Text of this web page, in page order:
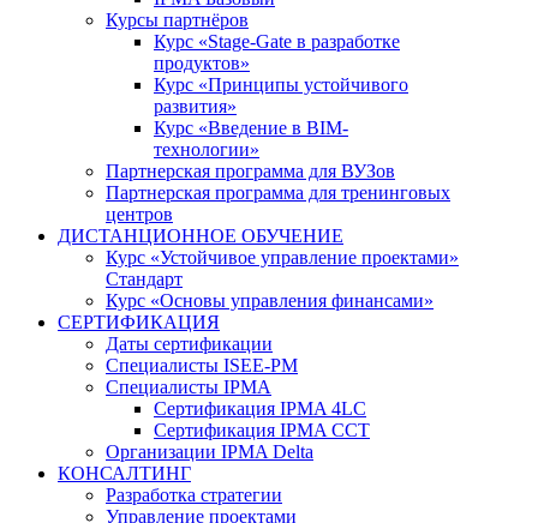
Курсы партнёров
Курс «Stage-Gate в разработке
продуктов»
Курс «Принципы устойчивого
развития»
Курс «Введение в BIM-
технологии»
Партнерская программа для ВУЗов
Партнерская программа для тренинговых
центров
ДИСТАНЦИОННОЕ ОБУЧЕНИЕ
Курс «Устойчивое управление проектами»
Стандарт
Курс «Основы управления финансами»
СЕРТИФИКАЦИЯ
Даты сертификации
Специалисты ISEE-PM
Специалисты IPMA
Сертификация IPMA 4LC
Сертификация IPMA CCT
Организации IPMA Delta
КОНСАЛТИНГ
Разработка стратегии
Управление проектами